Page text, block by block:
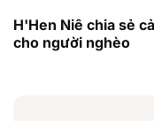
H'Hen Niê chia sẻ
cho người nghèo